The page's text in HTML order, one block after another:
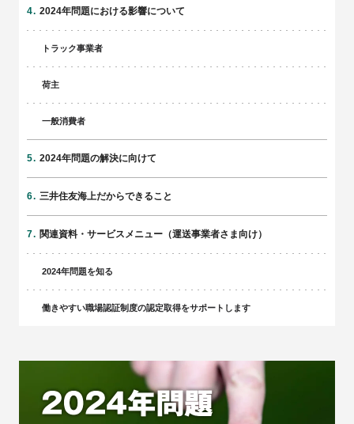
2024年問題における影響について
トラック事業者
荷主
一般消費者
2024年問題の解決に向けて
三井住友海上だからできること
関連資料・サービスメニュー（運送事業者さま向け）
2024年問題を知る
働きやすい職場認証制度の認定取得をサポートします